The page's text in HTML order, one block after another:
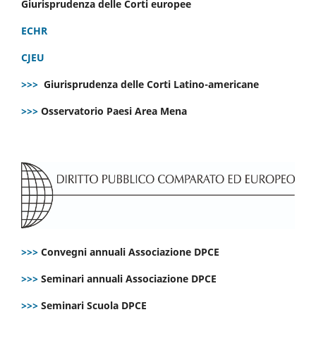
Giurisprudenza delle Corti europee
ECHR
CJEU
>>> Giurisprudenza delle Corti Latino-americane
>>> Osservatorio Paesi Area Mena
>>> Convegni annuali Associazione DPCE
>>> Seminari annuali Associazione DPCE
>>> Seminari Scuola DPCE